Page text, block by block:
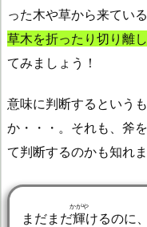
った木や草から来てい
草木を折ったり切り離
てみましょう！
意味に判断するという
か・・・。それも、斧
て判断するのかも知れ
まだまだ輝
かがや
けるのに